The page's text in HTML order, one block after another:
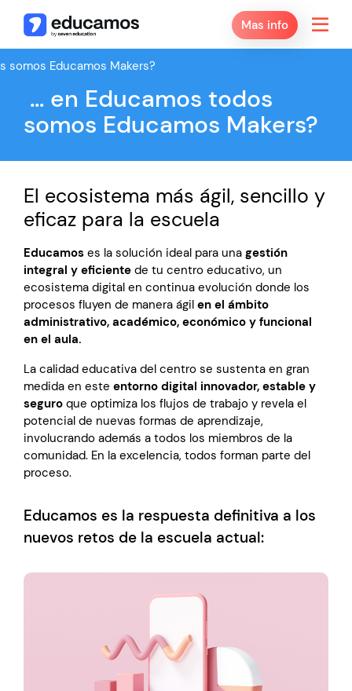
Mas info
… en Educamos todos
somos Educamos Makers?
El ecosistema más ágil, sencillo y
eficaz para la escuela
Educamos es la solución ideal para una gestión
integral y eficiente de tu centro educativo, un
ecosistema digital en continua evolución donde los
procesos fluyen de manera ágil en el ámbito
administrativo, académico, económico y funcional
en el aula.
La calidad educativa del centro se sustenta en gran
medida en este entorno digital innovador, estable y
seguro que optimiza los flujos de trabajo y revela el
potencial de nuevas formas de aprendizaje,
involucrando además a todos los miembros de la
comunidad. En la excelencia, todos forman parte del
proceso.
Educamos es la respuesta definitiva a los
nuevos retos de la escuela actual: